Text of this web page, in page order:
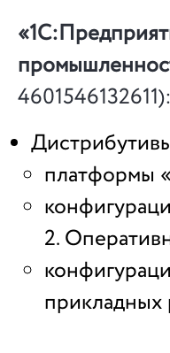
4601546132611):
платформы
2.